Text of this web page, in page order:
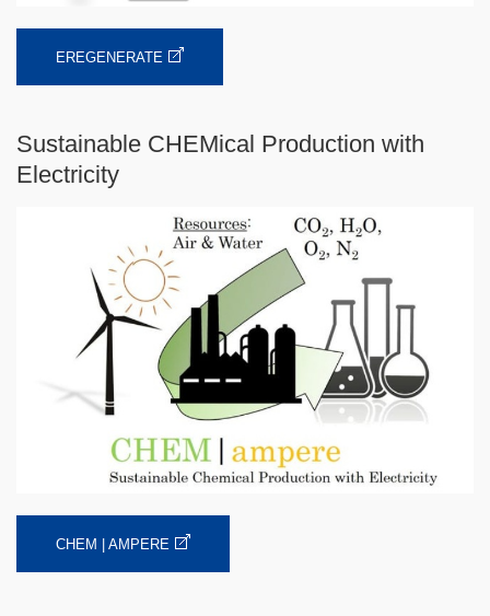
EREGENERATE
Sustainable CHEMical Production with
Electricity
CHEM | AMPERE